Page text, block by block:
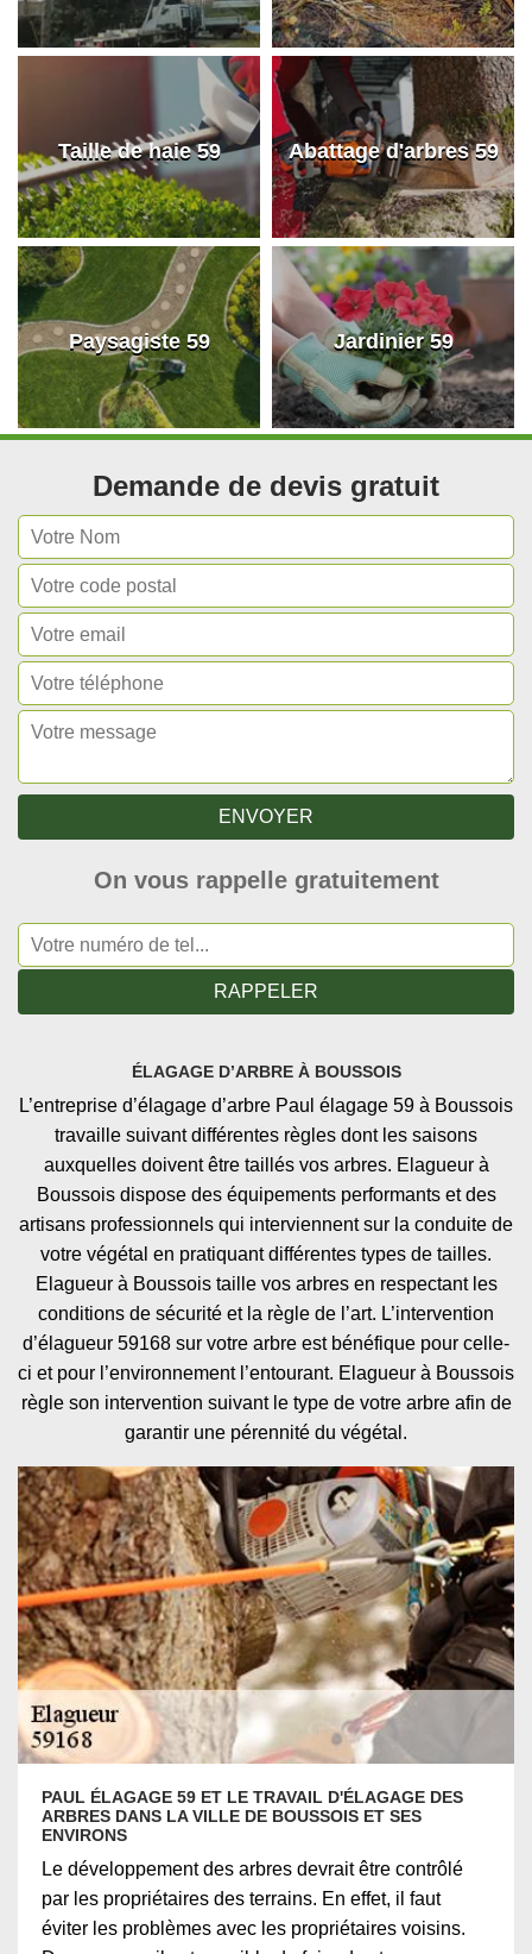
Taille de haie 59 Abattage d'arbres 59
Paysagiste 59 Jardinier 59
Demande de devis gratuit
On vous rappelle gratuitement
ÉLAGAGE D’ARBRE À BOUSSOIS
L’entreprise d’élagage d’arbre Paul élagage 59 à Boussois
travaille suivant différentes règles dont les saisons
auxquelles doivent être taillés vos arbres. Elagueur à
Boussois dispose des équipements performants et des
artisans professionnels qui interviennent sur la conduite de
votre végétal en pratiquant différentes types de tailles.
Elagueur à Boussois taille vos arbres en respectant les
conditions de sécurité et la règle de l’art. L’intervention
d’élagueur 59168 sur votre arbre est bénéfique pour celle-
ci et pour l’environnement l’entourant. Elagueur à Boussois
règle son intervention suivant le type de votre arbre afin de
garantir une pérennité du végétal.
PAUL ÉLAGAGE 59 ET LE TRAVAIL D'ÉLAGAGE DES
ARBRES DANS LA VILLE DE BOUSSOIS ET SES
ENVIRONS
Le développement des arbres devrait être contrôlé
par les propriétaires des terrains. En effet, il faut
éviter les problèmes avec les propriétaires voisins.